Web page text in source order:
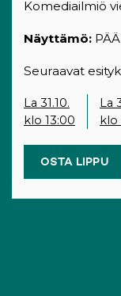
Komediailmiö
Näyttämö:
Seuraavat
La 31.10.
klo 13:00
La
klo
OSTA LIPPU